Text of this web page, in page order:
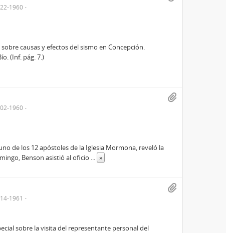
1960
causas y efectos del sismo en Concepción.
(Inf. pág. 7.)
1960
de los 12 apóstoles de la Iglesia Mormona, reveló la
Benson asistió al oficio ... »
1961
sobre la visita del representante personal del